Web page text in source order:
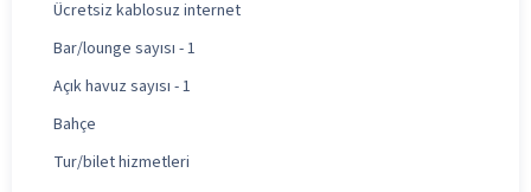
Ücretsiz kablosuz internet
Bar/lounge sayısı - 1
Açık havuz sayısı - 1
Bahçe
Tur/bilet hizmetleri